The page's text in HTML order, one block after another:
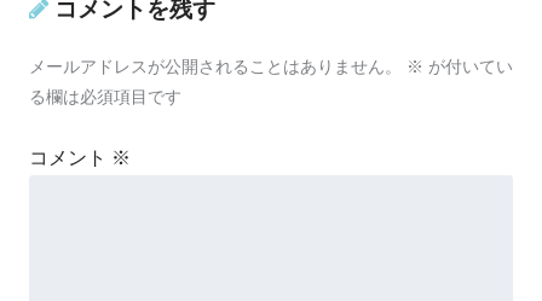
コメントを残す
メールアドレスが公開されることはありません。 ※ が付いてい
る欄は必須項目です
コメント ※